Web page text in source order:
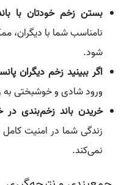
بستن زخم خودتان با
نامناسب شما با دیگران،
شود.
اگر ببینید زخم دیگران
ورود شادی و خوشبختی به
خریدن باند زخم‌بندی در
زندگی شما در امنیت
نمی‌کند.